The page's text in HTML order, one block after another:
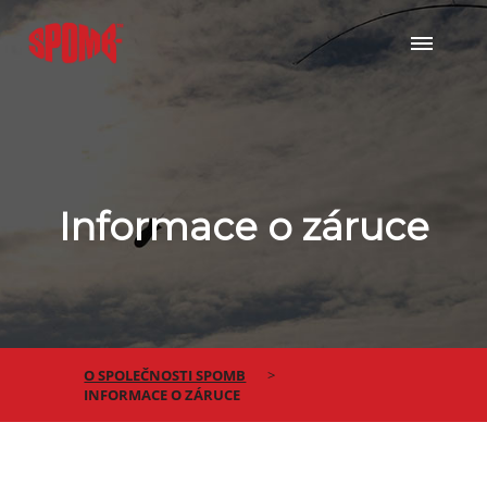
Informace o záruce
O SPOLEČNOSTI SPOMB
INFORMACE O ZÁRUCE